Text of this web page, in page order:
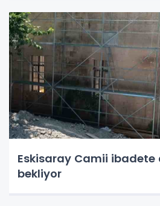
Eskisaray Camii ibadete
bekliyor